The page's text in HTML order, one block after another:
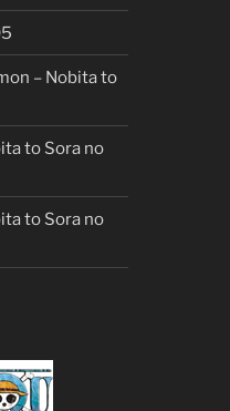
– Nobita to
to Sora no
to Sora no